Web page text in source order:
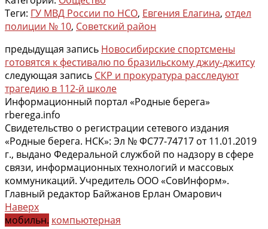
Теги: ГУ МВД России по НСО, Евгения Елагина, отдел
полиции № 10, Советский район
предыдущая запись Новосибирские спортсмены
готовятся к фестивалю по бразильскому джиу-джитсу
следующая запись СКР и прокуратура расследуют
трагедию в 112-й школе
Информационный портал «Родные берега»
rberega.info
Свидетельство о регистрации сетевого издания
«Родные берега. НСК»: Эл № ФС77-74717 от 11.01.2019
г., выдано Федеральной службой по надзору в сфере
связи, информационных технологий и массовых
коммуникаций. Учредитель ООО «СовИнформ».
Главный редактор Байжанов Ерлан Омарович
Наверх
мобильн. компьютерная